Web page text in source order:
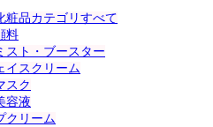
粧品カテゴリすべて
料
スト・ブースター
イスクリーム
スク
容液
クリーム